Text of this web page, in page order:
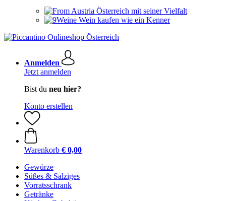
Österreich mit seiner Vielfalt
Wein kaufen wie ein Kenner
Anmelden
Jetzt anmelden
Bist du neu hier?
Konto erstellen
Warenkorb € 0,00
Gewürze
Süßes & Salziges
Vorratsschrank
Getränke